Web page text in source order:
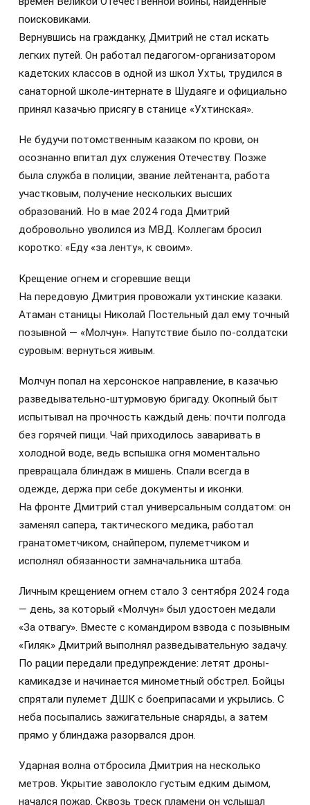
поисковиками.
Вернувшись на гражданку, Дмитрий не стал искать
легких путей. Он работал педагогом-организатором
кадетских классов в одной из школ Ухты, трудился в
санаторной школе-интернате в Шудаяге и официально
принял казачью присягу в станице «Ухтинская».
Не будучи потомственным казаком по крови, он
осознанно впитал дух служения Отечеству. Позже
была служба в полиции, звание лейтенанта, работа
участковым, получение нескольких высших
образований. Но в мае 2024 года Дмитрий
добровольно уволился из МВД. Коллегам бросил
коротко: «Еду «за ленту», к своим».
Крещение огнем и сгоревшие вещи
На передовую Дмитрия провожали ухтинские казаки.
Атаман станицы Николай Постельный дал ему точный
позывной — «Молчун». Напутствие было по-солдатски
суровым: вернуться живым.
Молчун попал на херсонское направление, в казачью
разведывательно-штурмовую бригаду. Окопный быт
испытывал на прочность каждый день: почти полгода
без горячей пищи. Чай приходилось заваривать в
холодной воде, ведь вспышка огня моментально
превращала блиндаж в мишень. Спали всегда в
одежде, держа при себе документы и иконки.
На фронте Дмитрий стал универсальным солдатом: он
заменял сапера, тактического медика, работал
гранатометчиком, снайпером, пулеметчиком и
исполнял обязанности замначальника штаба.
Личным крещением огнем стало 3 сентября 2024 года
— день, за который «Молчун» был удостоен медали
«За отвагу». Вместе с командиром взвода с позывным
«Гиляк» Дмитрий выполнял разведывательную задачу.
По рации передали предупреждение: летят дроны-
камикадзе и начинается минометный обстрел. Бойцы
спрятали пулемет ДШК с боеприпасами и укрылись. С
неба посыпались зажигательные снаряды, а затем
прямо у блиндажа разорвался дрон.
Ударная волна отбросила Дмитрия на несколько
метров. Укрытие заволокло густым едким дымом,
начался пожар. Сквозь треск пламени он услышал